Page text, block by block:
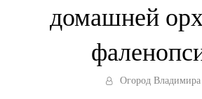
домашней
Огород Владимира